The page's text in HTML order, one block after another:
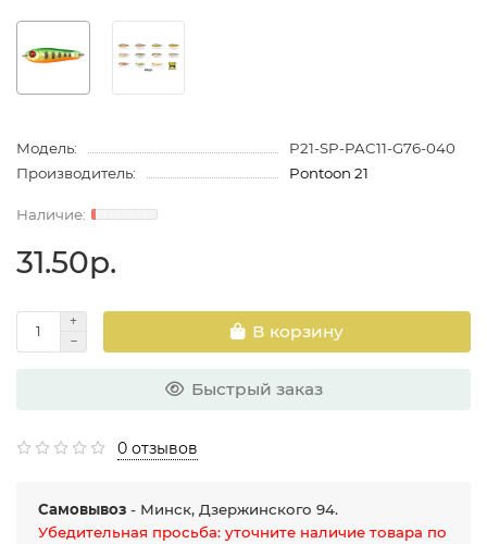
Модель:
P21-SP-PAC11-G76-040
Производитель:
Pontoon 21
31.50р.
В корзину
Быстрый заказ
0 отзывов
Самовывоз - Минск, Дзержинского 94.
Убедительная просьба: уточните наличие товара по